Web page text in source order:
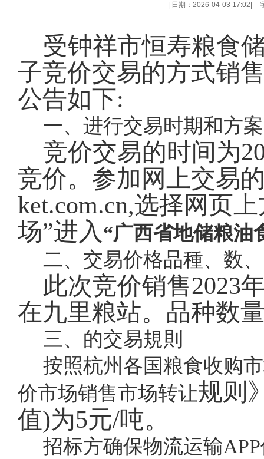
日期：2026-04-03 17:02
受钟祥市恒寿粮食
子竞价交易的方式销
公告如下:
一、进行交易时期和方案
竞价交易的时间为
竞价。参加网上交易
ket.com.cn,选择网页
场”进入 “广西省地储粮油
二、交易价格品種、数
此次竞价销售2023
在九里粮站。品种数
三、的交易規則
按照杭州各国粮食收购
价市场销售市场转让规则
值)为5元/吨。
招标方确保物流运输